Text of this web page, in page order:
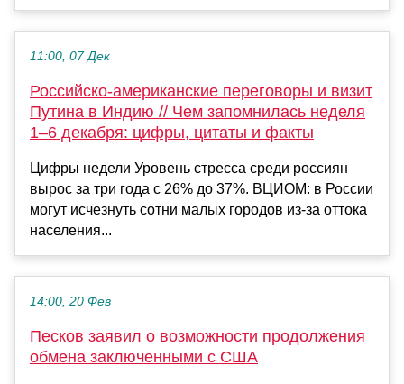
11:00, 07 Дек
Российско-американские переговоры и визит
Путина в Индию // Чем запомнилась неделя
1–6 декабря: цифры, цитаты и факты
Цифры недели Уровень стресса среди россиян
вырос за три года с 26% до 37%. ВЦИОМ: в России
могут исчезнуть сотни малых городов из-за оттока
населения...
14:00, 20 Фев
Песков заявил о возможности продолжения
обмена заключенными с США